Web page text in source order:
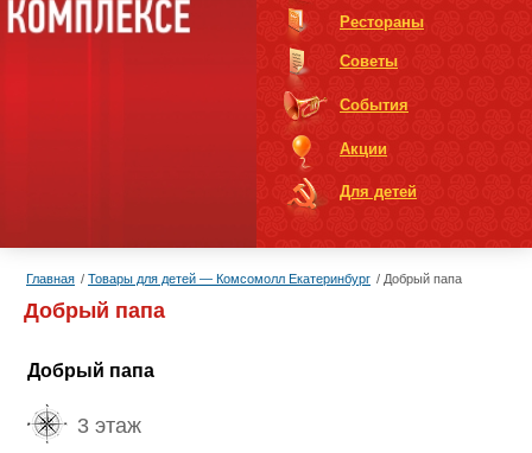
Рестораны
Советы
События
Акции
Для детей
Главная Товары для детей — Комсомолл Екатеринбург Добрый папа
Добрый папа
Добрый папа
3 этаж